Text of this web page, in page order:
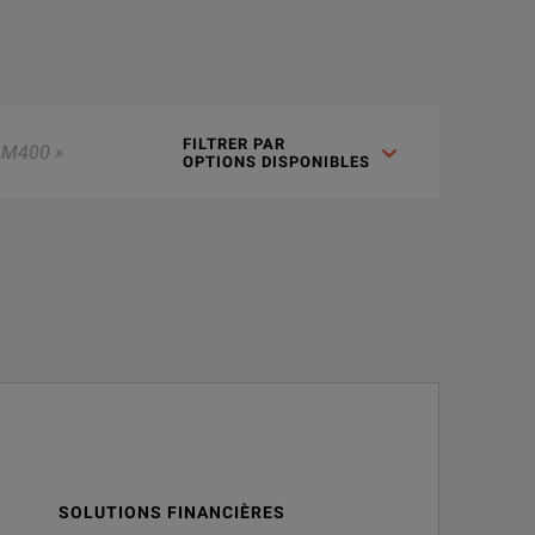
FILTRER PAR
OPTIONS DISPONIBLES
SOLUTIONS FINANCIÈRES
renseigner.